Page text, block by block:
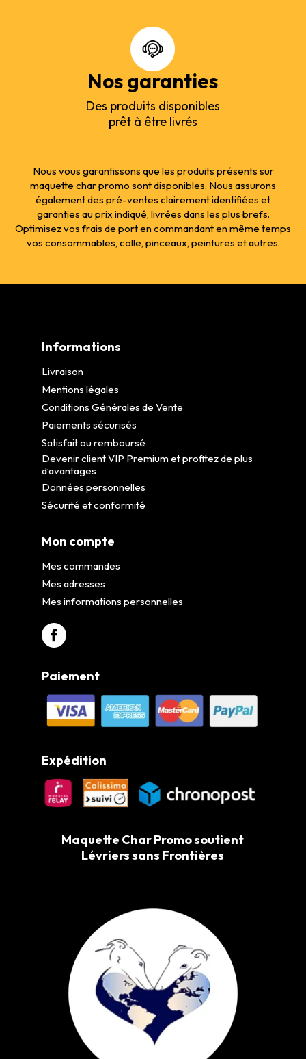
Nos garanties
Des produits disponibles
prêt à être livrés
Nous vous garantissons que les produits présents sur
maquette char promo sont disponibles. Nous assurons
également des pré-ventes clairement identifiées et
garanties au prix indiqué, livrées dans les plus brefs.
Optimisez vos frais de port en commandant en même temps
vos consommables, colle, pinceaux, peintures et autres.
Informations
Livraison
Mentions légales
Conditions Générales de Vente
Paiements sécurisés
Satisfait ou remboursé
Devenir client VIP Premium et profitez de plus
d’avantages
Données personnelles
Sécurité et conformité
Mon compte
Mes commandes
Mes adresses
Mes informations personnelles
Paiement
Expédition
Maquette Char Promo soutient
Lévriers sans Frontières